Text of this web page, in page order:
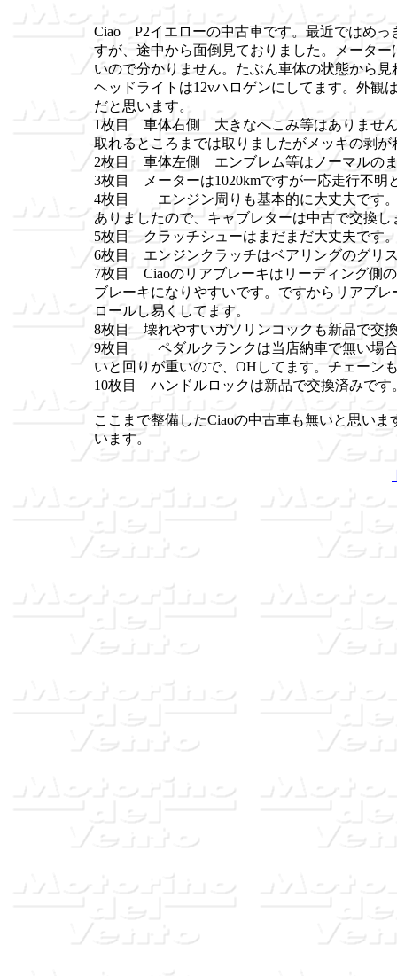
Ciao P2イエローの中古車です。最近ではめっ
すが、途中から面倒見ておりました。メータ
いので分かりません。たぶん車体の状態から
ヘッドライトは12vハロゲンにしてます。外観
だと思います。
1枚目 車体右側 大きなへこみ等はありませ
取れるところまでは取りましたがメッキの剥が
2枚目 車体左側 エンブレム等はノーマルの
3枚目 メーターは1020kmですが一応走行不明
4枚目 エンジン周りも基本的に大丈夫です。
ありましたので、キャブレターは中古で交換し
5枚目 クラッチシューはまだまだ大丈夫です
6枚目 エンジンクラッチはベアリングのグリ
7枚目 Ciaoのリアブレーキはリーディング側
ブレーキになりやすいです。ですからリアブ
ロールし易くしてます。
8枚目 壊れやすいガソリンコックも新品で交
9枚目 ペダルクランクは当店納車で無い場合
いと回りが重いので、OHしてます。チェーン
10枚目 ハンドルロックは新品で交換済みです
ここまで整備したCiaoの中古車も無いと思い
います。